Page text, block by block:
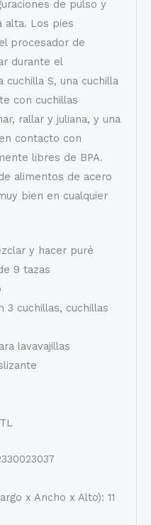
de pulso y
alta. Los pies
procesador de
durante el
cuchilla S, una cuchilla
con cuchillas
rallar y juliana, y una
contacto con
libres de BPA.
alimentos de acero
bien en cualquier
y hacer puré
9 tazas
3 cuchillas, cuchillas
lavavajillas
x Ancho x Alto): 11